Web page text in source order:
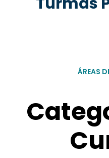
ÁREAS